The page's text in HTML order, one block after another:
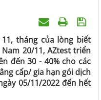
tháng của lòng biết
20/11, AZtest triển
đến 30 - 40% cho các
cấp/ gia hạn gói dịch
05/11/2022 đến hết